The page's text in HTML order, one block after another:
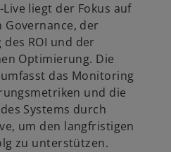
Live liegt der Fokus auf
Governance, der
ROI und der
Optimierung. Die
umfasst das Monitoring
und die
Systems durch
um den langfristigen
zu unterstützen.